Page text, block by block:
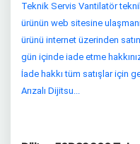
Teknik Servis Vantilatör
ürünün web sitesine
ürünü internet üzerinden
gün içinde iade etme
İade hakkı tüm satışlar için
Arızalı Dijitsu...